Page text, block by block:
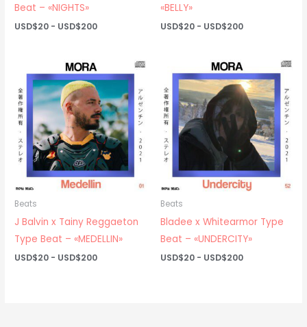
Beat – «NIGHTS»
USD$20 - USD$200Rango
USD$20
hasta
USD$200
«BELLY»
USD$20 - USD$200Rango
USD$20
hasta
USD$200
Beats
J Balvin x Tainy Reggaeton
Type Beat – «MEDELLIN»
USD$20 - USD$200Rango
Beats
Bladee x Whitearmor Type
Beat – «UNDERCITY»
USD$20 - USD$200Rango